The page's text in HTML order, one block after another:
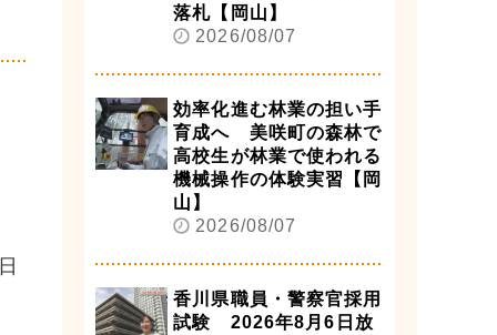
落札【岡山】
2026/08/07
効率化進む林業の担い手
育成へ 美咲町の森林で
高校生が林業で使われる
機械操作の体験実習【岡
山】
2026/08/07
香川県職員・警察官採用
試験 2026年8月6日放